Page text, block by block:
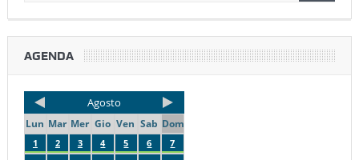
AGENDA
Agosto
Lun Mar Mer Gio Ven Sab Dom
1 2 3 4 5 6
7